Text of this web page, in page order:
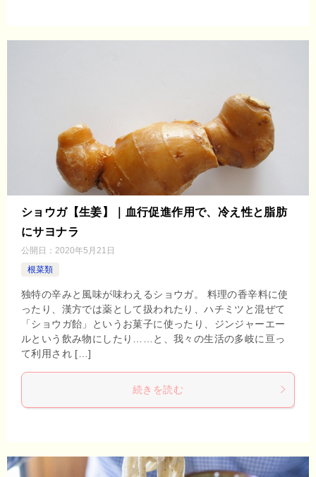
ショウガ【生姜】｜血行促進作用で、冷え性と脂肪
にサヨナラ
公開日： 2020年5月21日
根菜類
独特の辛みと風味が味わえるショウガ。 料理の香辛料に使
ったり、漢方では薬として扱われたり、ハチミツと混ぜて
「ショウガ飴」というお菓子に使ったり、ジンジャーエー
ルという飲み物にしたり……と、我々の生活の多岐に亘っ
て利用され […]
続きを読む